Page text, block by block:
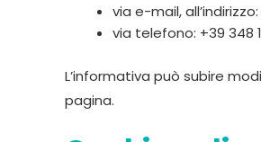
via e-mail,
via telefono: +39 348
L’informativa può subire
pagina.